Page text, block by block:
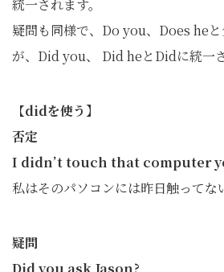
統一されます。
疑問も同様で、Do you、Does he
が、Did you、 Did heとDidに統一さ
【didを使う】
否定
I didn’t touch that computer
私はそのパソコンには昨日触ってな
疑問